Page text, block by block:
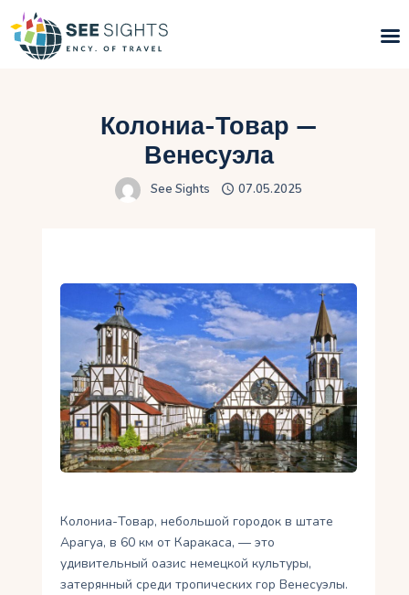
Горящие туры
Типы Туров
Инфо
Блог
Контакты
Укр
Колониа-Товар —
Венесуэла
See Sights 07.05.2025
Колониа-Товар, небольшой городок в штате
Арагуа, в 60 км от Каракаса, — это
удивительный оазис немецкой культуры,
затерянный среди тропических гор Венесуэлы.